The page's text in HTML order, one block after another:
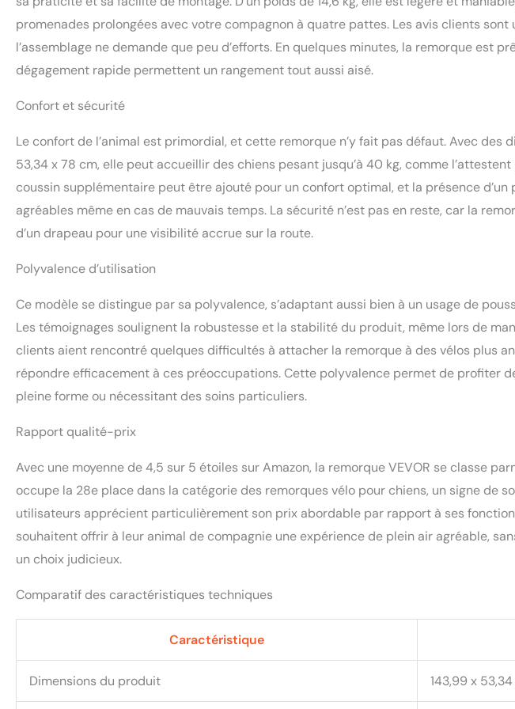
avec cette remorque à vélo pour animaux de
transparente offre une protection contre le vent
excellente ventilation. Votre animal peut entrer
promenades prolongées avec votre compagnon à quatre pattes. Les avis clients
l’assemblage ne demande que peu d’efforts. En quelques minutes, la remorque est
dégagement rapide permettent un rangement tout aussi aisé.
Confort et sécurité
Le confort de l’animal est primordial, et cette remorque n’y fait pas défaut. Avec des
53,34 x 78 cm, elle peut accueillir des chiens pesant jusqu’à 40 kg, comme
coussin supplémentaire peut être ajouté pour un confort optimal, et la présence
agréables même en cas de mauvais temps. La sécurité n’est pas en reste, car la
d’un drapeau pour une visibilité accrue sur la route.
Polyvalence d’utilisation
Ce modèle se distingue par sa polyvalence, s’adaptant aussi bien à un usage de
Les témoignages soulignent la robustesse et la stabilité du produit, même lors de
clients aient rencontré quelques difficultés à attacher la remorque à des vélos plus
répondre efficacement à ces préoccupations. Cette polyvalence permet de profiter
pleine forme ou nécessitant des soins particuliers.
Rapport qualité-prix
Avec une moyenne de 4,5 sur 5 étoiles sur Amazon, la remorque VEVOR se classe
occupe la 28e place dans la catégorie des remorques vélo pour chiens, un signe de
utilisateurs apprécient particulièrement son prix abordable par rapport à ses
souhaitent offrir à leur animal de compagnie une expérience de plein air agréable,
un choix judicieux.
Comparatif des caractéristiques techniques
Caractéristique
Dimensions du produit 143,99 x